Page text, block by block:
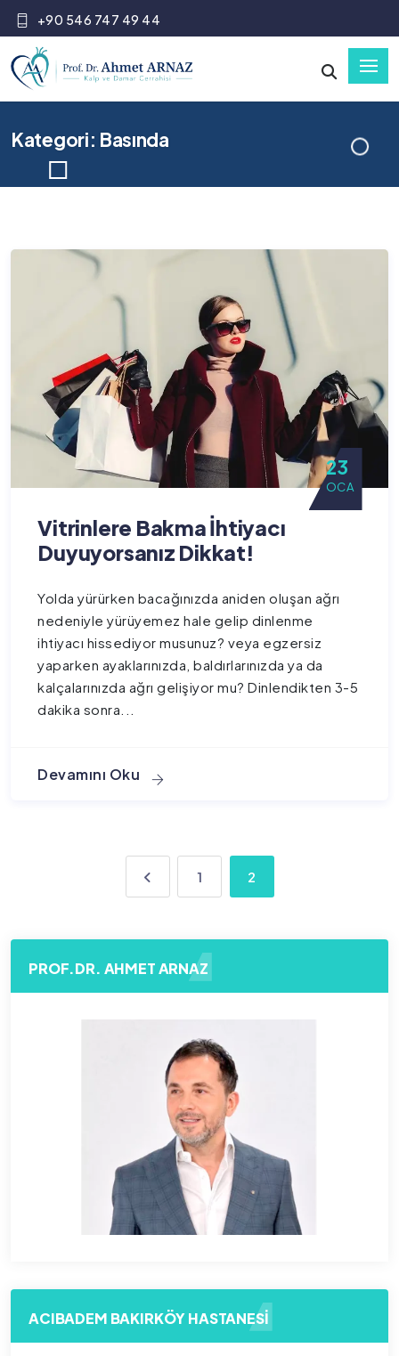
+90 546 747 49 44
Kategori: Basında
23
OCA
Vitrinlere Bakma İhtiyacı
Duyuyorsanız Dikkat!
Yolda yürürken bacağınızda aniden oluşan ağrı
nedeniyle yürüyemez hale gelip dinlenme
ihtiyacı hissediyor musunuz? veya egzersiz
yaparken ayaklarınızda, baldırlarınızda ya da
kalçalarınızda ağrı gelişiyor mu? Dinlendikten 3-5
dakika sonra...
1 2
PROF.DR. AHMET ARNAZ
ACIBADEM BAKIRKÖY HASTANESİ